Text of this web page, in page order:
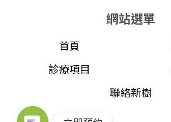
網站選單
首頁
診療項目
聯絡新樹